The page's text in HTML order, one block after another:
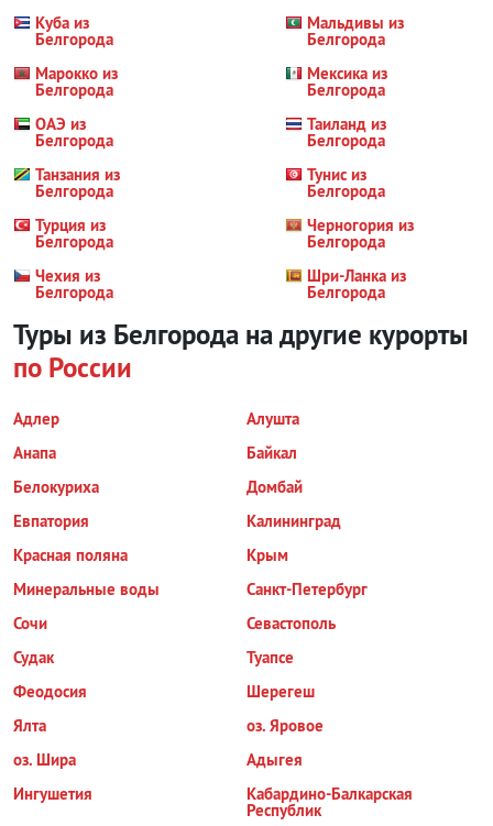
Куба из
Белгорода
Мальдивы из
Белгорода
Марокко из
Белгорода
Мексика из
Белгорода
ОАЭ из
Белгорода
Таиланд из
Белгорода
Танзания из
Белгорода
Тунис из
Белгорода
Турция из
Белгорода
Черногория из
Белгорода
Чехия из
Белгорода
Шри-Ланка из
Белгорода
Туры из Белгорода на другие курорты
по России
Адлер
Алушта
Анапа
Байкал
Белокуриха
Домбай
Евпатория
Калининград
Красная поляна
Крым
Минеральные воды
Санкт-Петербург
Сочи
Севастополь
Судак
Туапсе
Феодосия
Шерегеш
Ялта
оз. Яровое
оз. Шира
Адыгея
Ингушетия
Кабардино-Балкарская
Республик